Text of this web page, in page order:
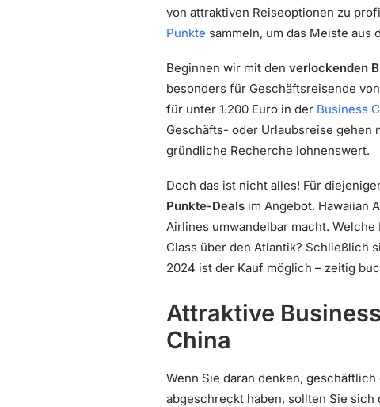
von attraktiven Reiseoptionen zu
Punkte sammeln, um das Meiste aus
Beginnen wir mit den verlockenden
besonders für Geschäftsreisende
für unter 1.200 Euro in der Business
Geschäfts- oder Urlaubsreise gehen
gründliche Recherche lohnenswert.
Doch das ist nicht alles! Für
Punkte-Deals im Angebot. Hawaiian
Airlines umwandelbar macht.
Class über den Atlantik? Schließlich
2024 ist der Kauf möglich – zeitig
Attraktive
China
Wenn Sie daran denken,
abgeschreckt haben, sollten Sie